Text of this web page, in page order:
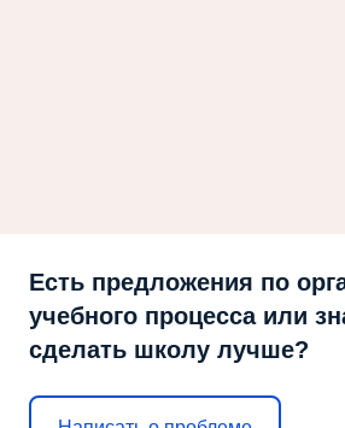
Есть предложения по
учебного процесса или
сделать школу лучше?